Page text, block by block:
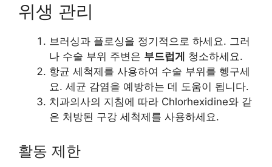
위생 관리
브러싱과 플로싱을 정기적으로 하세요. 그러
나 수술 부위 주변은 부드럽게 청소하세요.
항균 세척제를 사용하여 수술 부위를 헹구세
요. 세균 감염을 예방하는 데 도움이 됩니다.
치과의사의 지침에 따라 Chlorhexidine와 같
은 처방된 구강 세척제를 사용하세요.
활동 제한